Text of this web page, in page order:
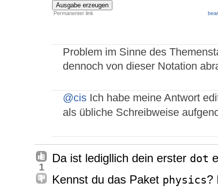
Ausgabe erzeugen
Permanenter link
Problem im Sinne des
dennoch von dieser Notation
@cis Ich habe meine Antwort
als übliche Schreibweise
1
Da ist ledigllich dein erster dot
Kennst du das Paket physics?